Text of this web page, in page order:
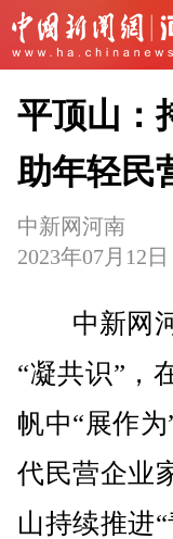
平顶山：
助年轻民
中新网河南
2023年07月12
中新网河
“凝共识”，
帆中“展作
代民营企业
山持续推进